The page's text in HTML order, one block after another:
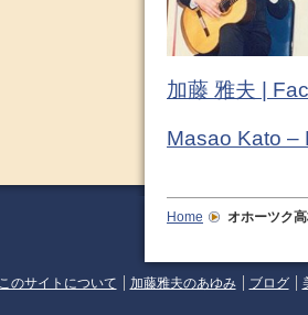
加藤 雅夫 |
Masao Kato –
Home オホーツク
このサイトについて 加藤雅夫のあゆみ ブログ